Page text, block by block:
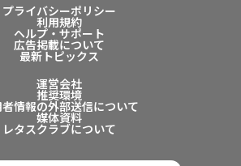
プライバシーポリシー
利用規約
ヘルプ・サポート
広告掲載について
最新トピックス
運営会社
推奨環境
情報の外部送信について
媒体資料
レタスクラブについて